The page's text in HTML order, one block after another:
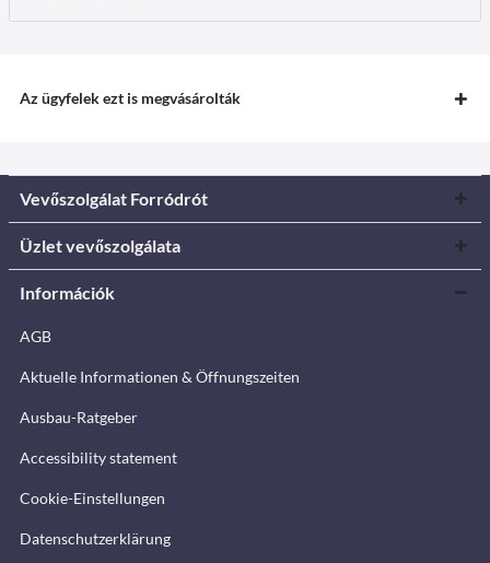
Az ügyfelek ezt is megvásárolták
Vevőszolgálat Forródrót
Üzlet vevőszolgálata
Információk
AGB
Aktuelle Informationen & Öffnungszeiten
Ausbau-Ratgeber
Accessibility statement
Cookie-Einstellungen
Datenschutzerklärung